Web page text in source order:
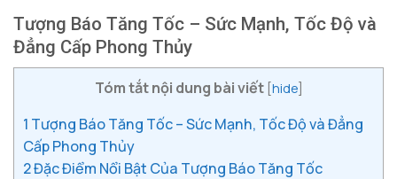
Tượng Báo Tăng Tốc – Sức Mạnh, Tốc Độ và
Đẳng Cấp Phong Thủy
Tóm tắt nội dung bài viết [hide]
1 Tượng Báo Tăng Tốc – Sức Mạnh, Tốc Độ và Đẳng
Cấp Phong Thủy
2Đặc Điểm Nổi Bật Của Tượng Báo Tăng Tốc